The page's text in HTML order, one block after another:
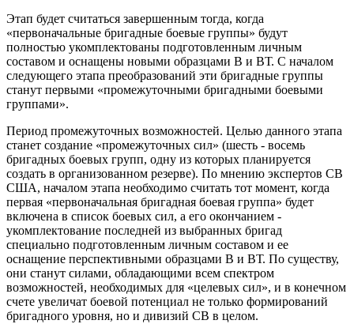
Этап будет считаться завершенным тогда, когда
«первоначальные бригадные боевые группы» будут
полностью укомплектованы подготовленным личным
составом и оснащены новыми образцами В и ВТ. С началом
следующего этапа преобразований эти бригадные группы
станут первыми «промежуточными бригадными боевыми
группами».
Период промежуточных возможностей. Целью данного этапа
станет создание «промежуточных сил» (шесть - восемь
бригадных боевых групп, одну из которых планируется
создать в организованном резерве). По мнению экспертов СВ
США, началом этапа необходимо считать тот момент, когда
первая «первоначальная бригадная боевая группа» будет
включена в список боевых сил, а его окончанием -
укомплектование последней из выбранных бригад
специально подготовленным личным составом и ее
оснащение перспективными образцами В и ВТ. По существу,
они станут силами, обладающими всем спектром
возможностей, необходимых для «целевых сил», и в конечном
счете увеличат боевой потенциал не только формирований
бригадного уровня, но и дивизий СВ в целом.